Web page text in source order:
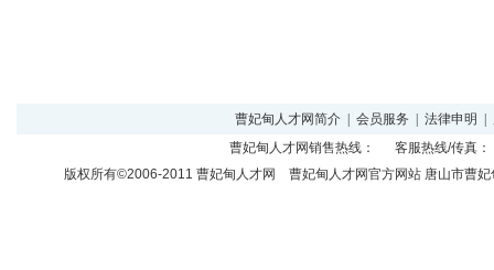
曹妃甸人才网简介 会员服务 法律申明
曹妃甸人才网销售热线： 客服热线/传真
版权所有©2006-2011 曹妃甸人才网 曹妃甸人才网官方网站 唐山市曹